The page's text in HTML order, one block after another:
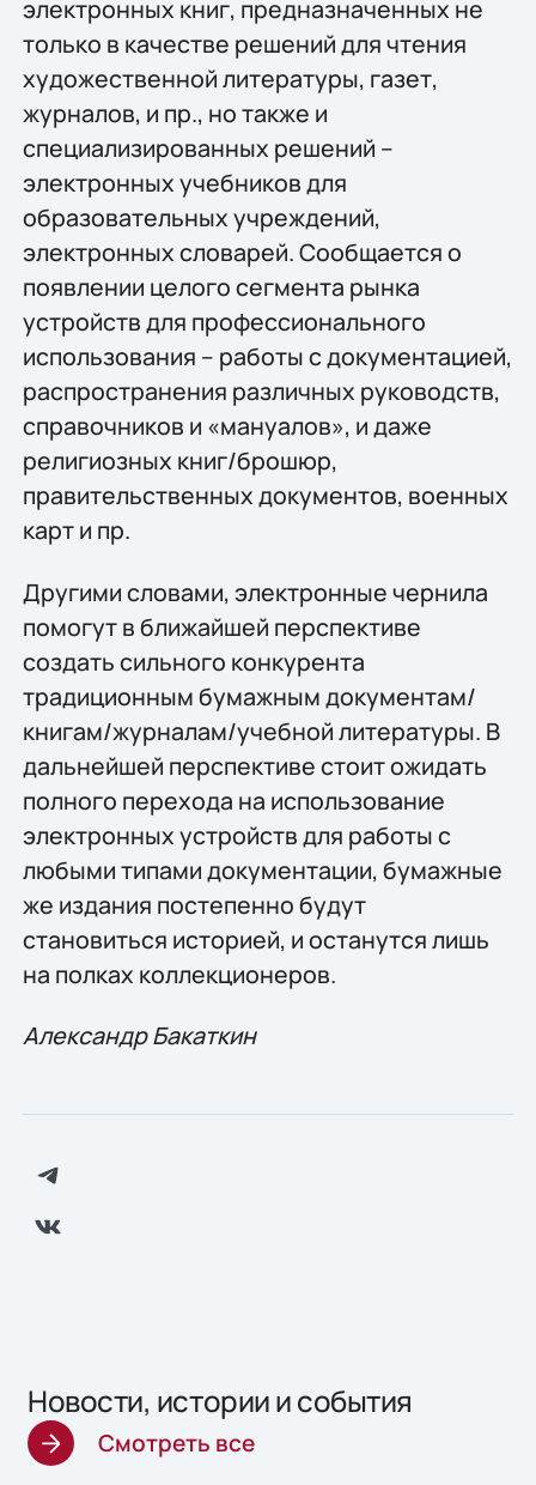
электронных книг, предназначенных не
только в качестве решений для чтения
художественной литературы, газет,
журналов, и пр., но также и
специализированных решений –
электронных учебников для
образовательных учреждений,
электронных словарей. Сообщается о
появлении целого сегмента рынка
устройств для профессионального
использования – работы с документацией,
распространения различных руководств,
справочников и «мануалов», и даже
религиозных книг/брошюр,
правительственных документов, военных
карт и пр.
Другими словами, электронные чернила
помогут в ближайшей перспективе
создать сильного конкурента
традиционным бумажным документам/
книгам/журналам/учебной литературы. В
дальнейшей перспективе стоит ожидать
полного перехода на использование
электронных устройств для работы с
любыми типами документации, бумажные
же издания постепенно будут
становиться историей, и останутся лишь
на полках коллекционеров.
Александр Бакаткин
Новости, истории и события
Смотреть все